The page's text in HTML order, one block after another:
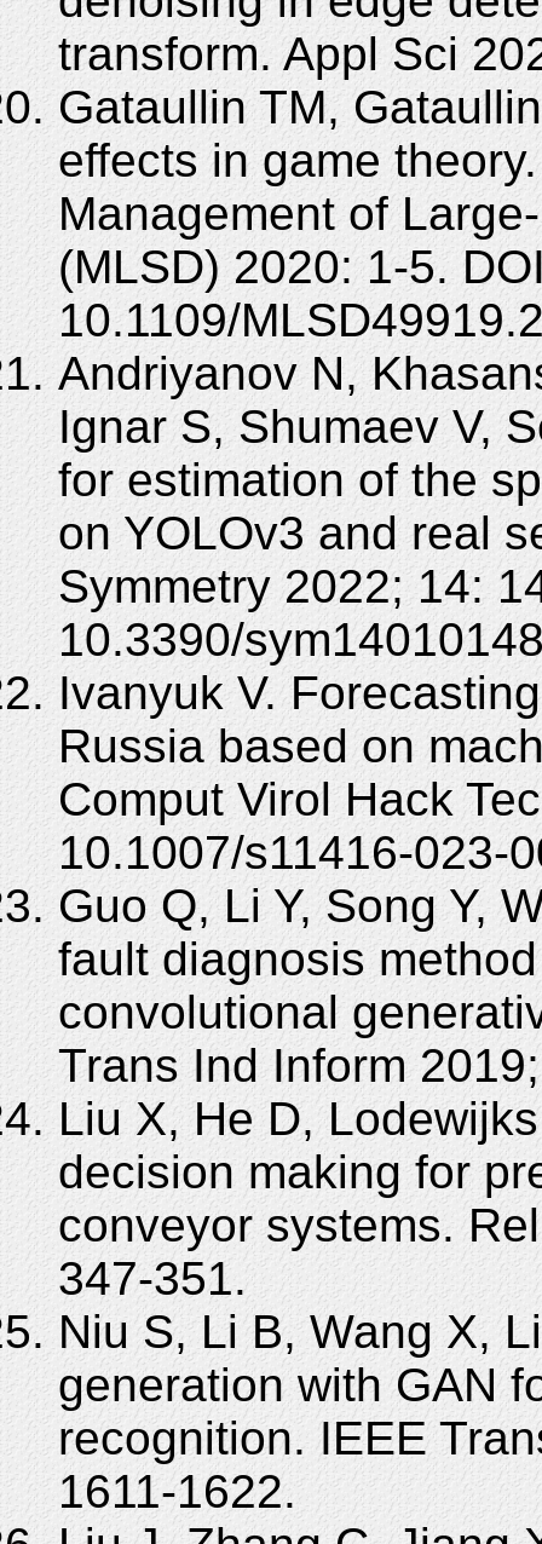
transform. Appl Sci
Gataullin TM,
effects in game
Management of
(MLSD) 2020: 1-5.
10.1109/
Andriyanov N,
Ignar S, Shumaev V,
for estimation of the
on YOLOv3 and real
Symmetry 2022; 14:
10.3390/
Ivanyuk V.
Russia based on
Comput Virol Hack
10.1007/s11416-023-
Guo Q, Li Y, Song Y,
fault diagnosis
convolutional
Trans Ind Inform
Liu X, He D,
decision making for
conveyor systems.
347-351.
Niu S, Li B, Wang X,
generation with GAN
recognition. IEEE
1611-1622.